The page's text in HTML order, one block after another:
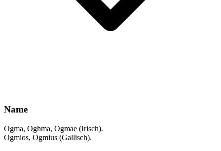
Name
Ogma, Oghma, Ogmae (Irisch).
Ogmios, Ogmius (Gallisch).